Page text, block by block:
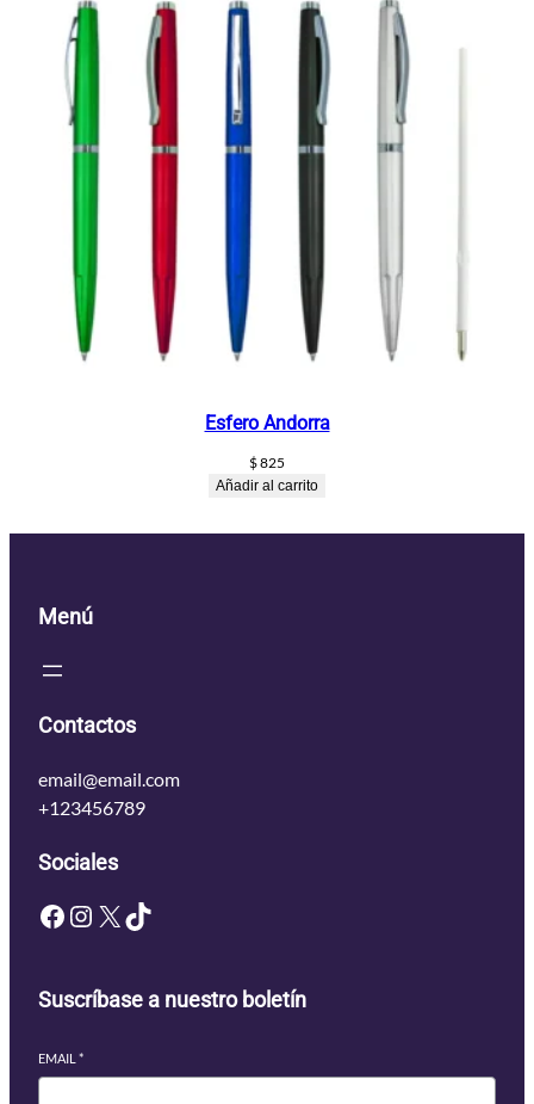
Esfero Andorra
$825
Añadir al carrito
Menú
Contactos
email@email.com
+123456789
Sociales
Facebook Instagram X TikTok
Suscríbase a nuestro boletín
EMAIL *